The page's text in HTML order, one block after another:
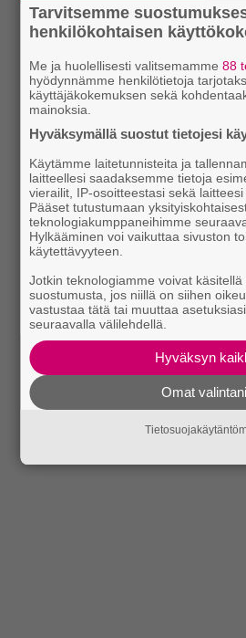
Tarvitsemme
henkilökohtaisen
Me ja huolellisesti valitsemamme88
hyödynnämme henkilötietoja
käyttäjäkokemuksen sekä
mainoksia.
Hyväksymällä suostut tietojesi
Käytämme laitetunnisteita ja
laitteellesi saadaksemme tietoja
vierailit, IP-osoitteestasi sekä laitteesi
Pääset tutustumaan
teknologiakumppaneihimme
Hylkääminen voi vaikuttaa sivuston
käytettävyyteen.
Jotkin teknologiamme voivat
suostumusta, jos niillä on siihen
vastustaa tätä tai muuttaa
seuraavalla välilehdellä.
Hyväksyn
Omat valintani